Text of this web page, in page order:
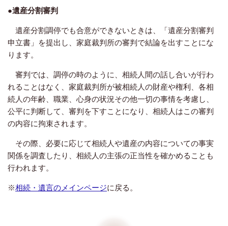
●遺産分割審判
遺産分割調停でも合意ができないときは、「遺産分割審判
申立書」を提出し、家庭裁判所の審判で結論を出すことにな
ります。
審判では、調停の時のように、相続人間の話し合いが行わ
れることはなく、家庭裁判所が被相続人の財産や権利、各相
続人の年齢、職業、心身の状況その他一切の事情を考慮し、
公平に判断して、審判を下すことになり、相続人はこの審判
の内容に拘束されます。
その際、必要に応じて相続人や遺産の内容についての事実
関係を調査したり、相続人の主張の正当性を確かめることも
行われます。
※相続・遺言のメインページに戻る。